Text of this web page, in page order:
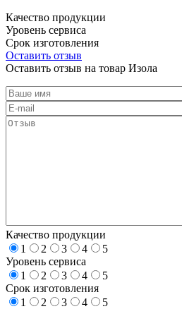
Качество продукции
Уровень сервиса
Срок изготовления
Оставить отзыв
Оставить отзыв на товар Изола
Качество продукции
1
2 3 4
5
Уровень сервиса
1
2 3 4
5
Срок изготовления
1
2 3 4
5